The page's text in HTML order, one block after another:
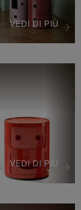
VEDI DI PIÙ
VEDI DI PIÙ